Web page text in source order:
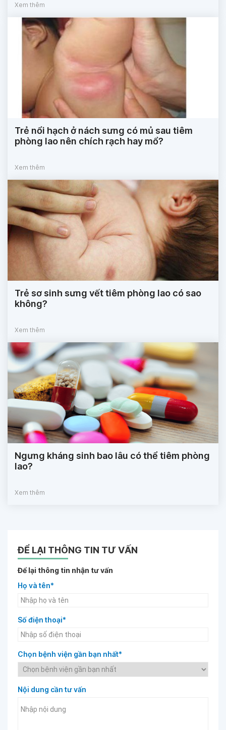
Xem thêm
Trẻ nổi hạch ở nách sưng có mủ sau tiêm
phòng lao nên chích rạch hay mổ?
Xem thêm
Trẻ sơ sinh sưng vết tiêm phòng lao có sao
không?
Xem thêm
Ngưng kháng sinh bao lâu có thể tiêm phòng
lao?
Xem thêm
ĐỂ LẠI THÔNG TIN TƯ VẤN
Để lại thông tin nhận tư vấn
Họ và tên*
Số điện thoại*
Chọn bệnh viện gần bạn nhất*
Nội dung cần tư vấn